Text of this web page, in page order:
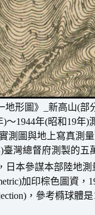
地形圖》_新高山(
〜1944年(昭和19
測圖與地上寫真測量
臺灣總督府測製的五
日本參謀本部陸地
加印棕色圖資
，參考橢球體